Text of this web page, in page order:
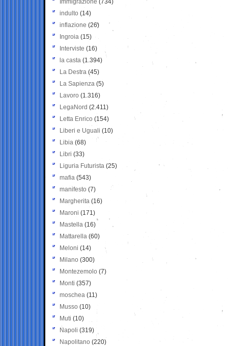
Immigrazione (734)
indulto (14)
inflazione (26)
Ingroia (15)
Interviste (16)
la casta (1.394)
La Destra (45)
La Sapienza (5)
Lavoro (1.316)
LegaNord (2.411)
Letta Enrico (154)
Liberi e Uguali (10)
Libia (68)
Libri (33)
Liguria Futurista (25)
mafia (543)
manifesto (7)
Margherita (16)
Maroni (171)
Mastella (16)
Mattarella (60)
Meloni (14)
Milano (300)
Montezemolo (7)
Monti (357)
moschea (11)
Musso (10)
Muti (10)
Napoli (319)
Napolitano (220)